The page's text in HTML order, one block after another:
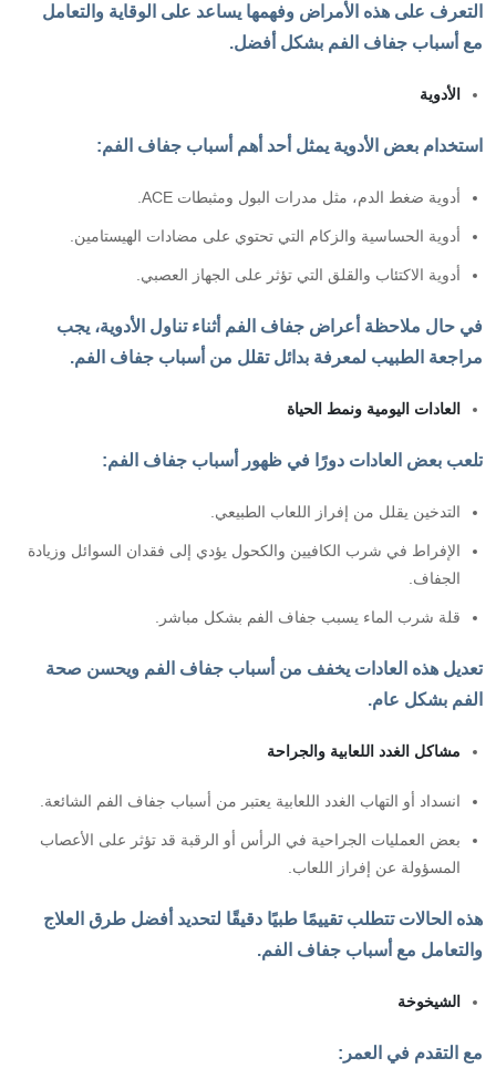
التعرف على هذه الأمراض وفهمها يساعد على الوقاية والتعامل
مع أسباب جفاف الفم بشكل أفضل.
الأدوية
استخدام بعض الأدوية يمثل أحد أهم أسباب جفاف الفم:
أدوية ضغط الدم، مثل مدرات البول ومثبطات ACE.
أدوية الحساسية والزكام التي تحتوي على مضادات الهيستامين.
أدوية الاكتئاب والقلق التي تؤثر على الجهاز العصبي.
في حال ملاحظة أعراض جفاف الفم أثناء تناول الأدوية، يجب
مراجعة الطبيب لمعرفة بدائل تقلل من أسباب جفاف الفم.
العادات اليومية ونمط الحياة
تلعب بعض العادات دورًا في ظهور أسباب جفاف الفم:
التدخين يقلل من إفراز اللعاب الطبيعي.
الإفراط في شرب الكافيين والكحول يؤدي إلى فقدان السوائل وزيادة
الجفاف.
قلة شرب الماء يسبب جفاف الفم بشكل مباشر.
تعديل هذه العادات يخفف من أسباب جفاف الفم ويحسن صحة
الفم بشكل عام.
مشاكل الغدد اللعابية والجراحة
انسداد أو التهاب الغدد اللعابية يعتبر من أسباب جفاف الفم الشائعة.
بعض العمليات الجراحية في الرأس أو الرقبة قد تؤثر على الأعصاب
المسؤولة عن إفراز اللعاب.
هذه الحالات تتطلب تقييمًا طبيًا دقيقًا لتحديد أفضل طرق العلاج
والتعامل مع أسباب جفاف الفم.
الشيخوخة
مع التقدم في العمر: